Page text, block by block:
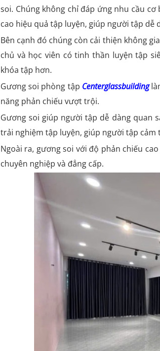
soi. Chúng không chỉ đáp ứng nhu cầu
cao hiệu quả tập luyện, giúp người tập
Bên cạnh đó chúng còn cải thiện không
chủ và học viên có tinh thần luyện tập
khóa tập hơn.
Gương soi phòng tập Centerglassbuilding
năng phản chiếu vượt trội.
Gương soi giúp người tập dễ dàng quan
trải nghiệm tập luyện, giúp người tập
Ngoài ra, gương soi với độ phản chiếu
chuyên nghiệp và đẳng cấp.